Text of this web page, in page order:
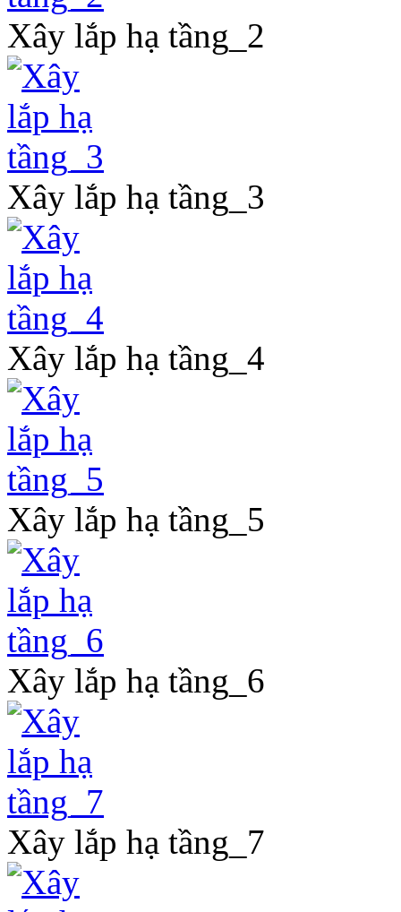
Xây lắp hạ tầng_2
Xây lắp hạ tầng_3
Xây lắp hạ tầng_4
Xây lắp hạ tầng_5
Xây lắp hạ tầng_6
Xây lắp hạ tầng_7